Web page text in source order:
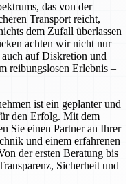
das von der
Transport reicht,
dem Zufall überlassen
achten wir nicht nur
auf Diskretion und
reibungslosen Erlebnis –
ist ein geplanter und
den Erfolg. Mit dem
Sie einen Partner an Ihrer
und einem erfahrenen
der ersten Beratung bis
Sicherheit und